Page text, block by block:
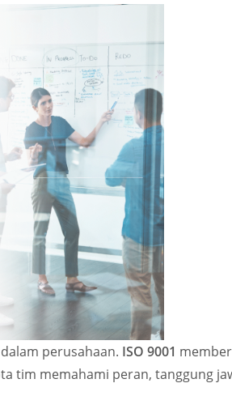
perusahaan. ISO 9001
tim memahami peran, tanggung